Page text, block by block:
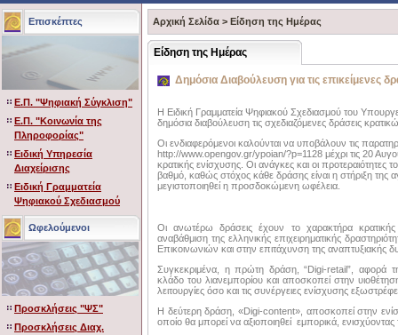
Επισκέπτες
Ε.Π. "Ψηφιακή Σύγκλιση"
Ε.Π. "Κοινωνία της
Πληροφορίας"
Ειδική Υπηρεσία
Διαχείρισης
Ειδική Γραμματεία
Ψηφιακού Σχεδιασμού
Ωφελούμενοι
Προσκλήσεις "ΨΣ"
Προσκλήσεις Διαχ.
Αρχική Σελίδα > Είδηση της Ημέρας
Είδηση της Ημέρας
Δημόσια Διαβούλευση για τις επικείμενες
Η Ειδική Γραμματεία Ψηφιακού Σχεδιασμού του
δημόσια διαβούλευση τις σχεδιαζόμενες δράσεις
Οι ενδιαφερόμενοι καλούνται να υποβάλουν τις
http://www.opengov.gr/ypoian/?p=1128 μέχρι τις 20
κρατικής ενίσχυσης. Οι ανάγκες και οι
βαθμό, καθώς στόχος κάθε δράσης είναι η στήριξη
μεγιστοποιηθεί η προσδοκώμενη ωφέλεια.
Οι ανωτέρω δράσεις έχουν το χαρακτήρα κρατικής
αναβάθμιση της ελληνικής επιχειρηματικής
Επικοινωνιών και στην επιτάχυνση της αναπτυξιακής
Συγκεκριμένα, η πρώτη δράση, “Digi-retail”, αφορά
κλάδο του λιανεμπορίου και αποσκοπεί στην
λειτουργίες όσο και τις συνέργειες ενίσχυσης
Η δεύτερη δράση, «Digi-content», αποσκοπεί στην
οποίο θα μπορεί να αξιοποιηθεί εμπορικά,